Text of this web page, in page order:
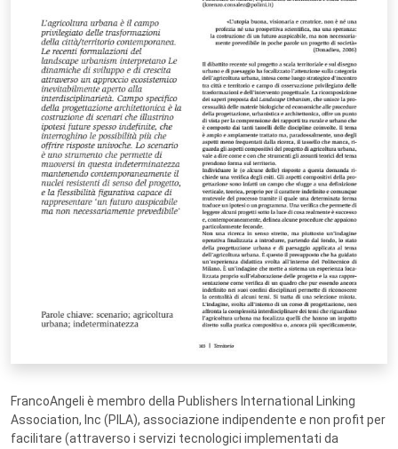
FrancoAngeli è membro della Publishers International Linking
Association, Inc (PILA), associazione indipendente e non profit per
facilitare (attraverso i servizi tecnologici implementati da